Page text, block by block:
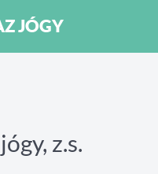
JÓGY
z.s.